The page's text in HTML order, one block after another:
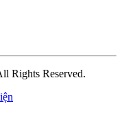
Rights Reserved.